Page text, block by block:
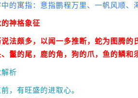
的寓指：意指鹏程万里、一帆风顺、
神格象征
法颇多，以闻一多推断，蛇为图腾
鬣的尾，鹿的角，狗的爪，鱼的鳞和
析
，有旺盛的进取心。